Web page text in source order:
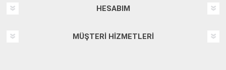
HESABIM
MÜŞTERI HIZMETLERI